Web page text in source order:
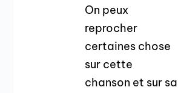
On peux
reprocher
certaines chose
sur cette
chanson et sur sa